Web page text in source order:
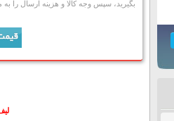
بگيريد، سپس وجه کالا و هزينه ارسال را